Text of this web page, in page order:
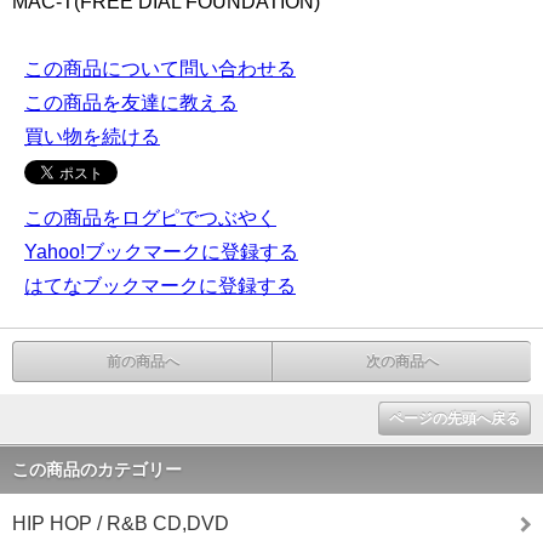
この商品について問い合わせる
この商品を友達に教える
買い物を続ける
この商品をログピでつぶやく
Yahoo!ブックマークに登録する
はてなブックマークに登録する
前の商品へ 次の商品へ
ページの先頭へ戻る
この商品のカテゴリー
HIP HOP / R&B CD,DVD